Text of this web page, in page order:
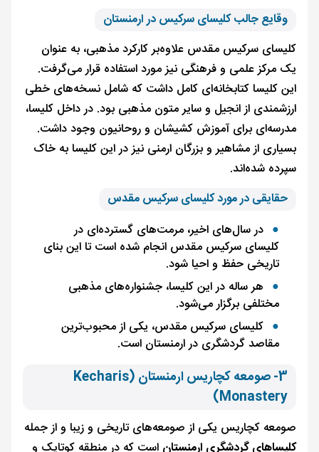
وقایع جالب کلیسای سرکیس در ارمنستان
کلیسای سرکیس مقدس علاوه‌بر کارکرد مذهبی، به عنوان
یک مرکز علمی و فرهنگی نیز مورد استفاده قرار می‌گرفت.
این کلیسا کتابخانه‌ای کامل داشت که شامل نسخه‌های خطی
ارزشمندی از انجیل و سایر متون مذهبی بود. در داخل کلیسا،
مدرسه‌ای برای آموزش کشیشان و روحانیون وجود داشت.
بسیاری از مشاهیر و بزرگان ارمنی نیز در این کلیسا به خاک
سپرده شده‌اند.
حقایقی در مورد کلیسای سرکیس مقدس
در سال‌های اخیر، مرمت‌های گسترده‌ای در
کلیسای سرکیس مقدس انجام شده است تا این بنای
تاریخی حفظ و احیا شود.
هر ساله در این کلیسا، جشنواره‌های مذهبی
مختلفی برگزار می‌شود.
کلیسای سرکیس مقدس، یکی از محبوب‌ترین
مقاصد گردشگری در ارمنستان است.
3- صومعه کچاریس ارمنستان (Kecharis
Monastery)
صومعه کچاریس یکی از صومعه‌های تاریخی و زیبا و از جمله
کلیساهای گردشگری ارمنستان است که در منطقه کوتایک و